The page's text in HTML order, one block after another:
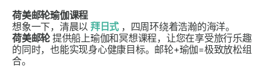
荷美邮轮瑜伽课程
想象一下，清晨以 拜日式 ，四周环绕着浩瀚的海洋。
荷美邮轮 提供船上瑜伽和冥想课程，让您在享受旅行乐趣
的同时，也能实现身心健康目标。邮轮+瑜伽=极致放松组
合。